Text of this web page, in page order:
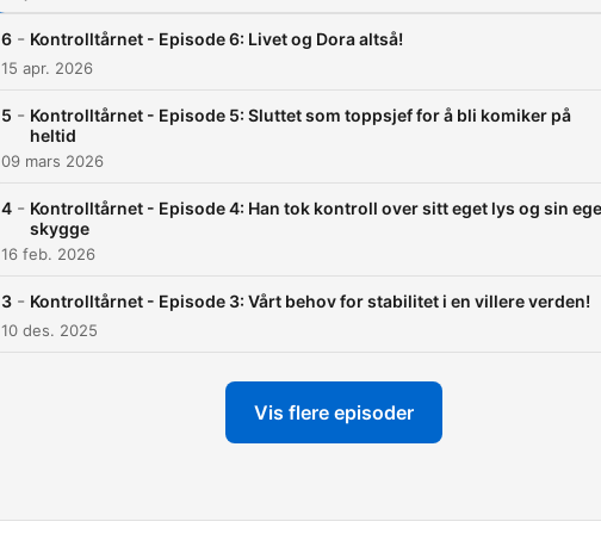
6 - Kontrolltårnet - Episode 6: Livet og Dora altså!
15 apr. 2026
5 - Kontrolltårnet - Episode 5: Sluttet som toppsjef for å bli komiker på
heltid
09 mars 2026
4 - Kontrolltårnet - Episode 4: Han tok kontroll over sitt eget lys og sin
skygge
16 feb. 2026
3 - Kontrolltårnet - Episode 3: Vårt behov for stabilitet i en villere verden!
10 des. 2025
Vis flere episoder